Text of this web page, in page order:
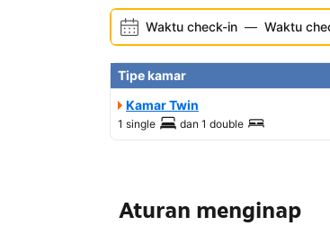
Waktu check-in — Waktu
Tipe kamar
Kamar Twin
1 single dan 1 double
Aturan menginap